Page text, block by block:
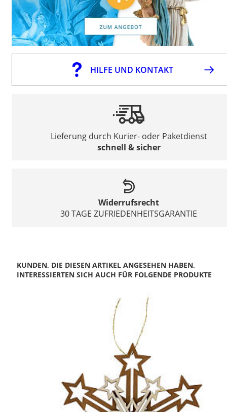
HILFE UND KONTAKT
Lieferung durch Kurier- oder Paketdienst
schnell & sicher
Widerrufsrecht
30 TAGE ZUFRIEDENHEITSGARANTIE
KUNDEN, DIE DIESEN ARTIKEL ANGESEHEN HABEN,
INTERESSIERTEN SICH AUCH FÜR FOLGENDE PRODUKTE